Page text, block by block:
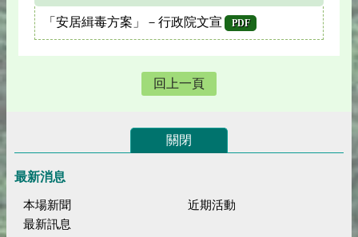
「安居緝毒方案」－行政院文宣 PDF
回上一頁
關閉
最新消息
本場新聞
近期活動
最新訊息